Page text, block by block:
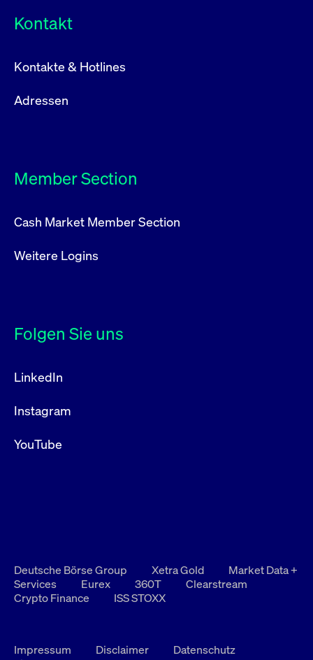
Kontakt
Kontakte & Hotlines
Adressen
Member Section
Cash Market Member Section
Weitere Logins
Folgen Sie uns
LinkedIn
Instagram
YouTube
Deutsche Börse Group Xetra Gold
Market Data +
Services
Eurex 360T
Clearstream
Crypto Finance
ISS STOXX
Impressum Disclaimer
Datenschutz